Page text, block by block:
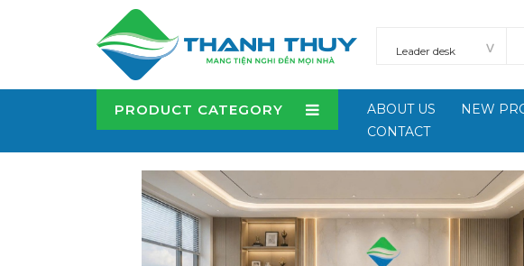
PRODUCT CATEGORY ABOUT US NEW
CONTACT